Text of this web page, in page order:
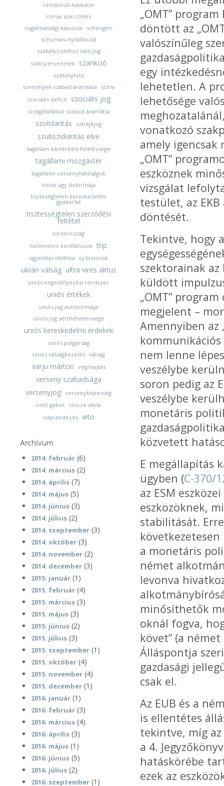
rendkívüli hatáskör
római szerződés
rugalmassági klauzula
schengen
schuman-nyilatkozat
szabályozáshoz való jog
szakszervezetek
szankció
székelyföld
személyek szabad áramlása
szíria
szociális deficit
szociális jog
szolgáltatások szabad áramlása
szolidaritás sztrájkjog
szubszidiaritás elve
tagállam kártérítési felelőssége
tagállami mozgástér
tagállami versenyhatóságok
tiszta ügy doktrínája
tiszteségtelen kereskedelmi
gyakorlat
tisztességtelen szerződési
feltétel
törökország
történelmi konfliktusok ttip
ügynökprobléma új biztosok
ukrán válság ultra vires aktus
uniós engedélyezési rendszer
uniós értékek
uniós jog autonómiája
uniós jog sérthetetlensége
uniós kereskedelmi érdekek
uniós polgárság
uniós válságkezelés válság
varju márton végrhajtás
verseny szabadsága
versenyjog versenyképesség
vető gábor vincze attila
vitarendezés wto
Archívum
2014. február (6)
2014. március (2)
2014. április (7)
2014. május (5)
2014. június (3)
2014. július (2)
2014. szeptember (3)
2014. október (3)
2014. november (2)
2014. december (3)
2015. január (1)
2015. február (4)
2015. március (3)
2015. május (3)
2015. június (2)
2015. július (3)
2015. szeptember (1)
2015. október (4)
2015. november (4)
2015. december (1)
2016. január (1)
2016. február (3)
2016. március (4)
2016. április (3)
2016. május (1)
2016. június (5)
2016. július (2)
2016. szeptember (1)
„OMT”
döntött az
valószínűleg
egy
lehetetlen. A
lehetősége
vonatkozó
amely igencsak
„OMT”
eszköznek
vizsgálat
testület, az
döntését.
Tekintve, hogy
szektorainak
küldött
„OMT”
megjelent –
Amennyiben az
kommunikációs
nem lenne
veszélybe
soron pedig az
veszélybe
monetáris
közvetett
E megállapítás
ügyben (C-370/
az ESM
eszközöknek,
stabilitását.
következetesen
a monetáris
német
levonva
minősíthetők
oknál fogva,
követ” (a
Álláspontja
gazdasági
csak el.
Az EUB és a
is ellentétes
tekintve, míg
a 4.
hatáskörébe
ezek az